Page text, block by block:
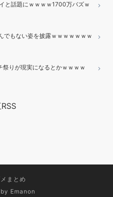
と話題にｗｗｗｗ1700万バズｗ
でもない姿を披露ｗｗｗｗｗｗｗ
祭りが現実になるとかｗｗｗｗ
まとめ
Emanon